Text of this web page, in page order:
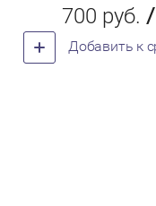
700 руб.
Добавить к